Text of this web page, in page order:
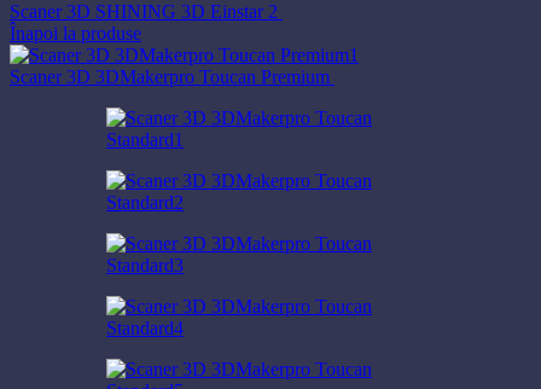
Scaner 3D SHINING 3D Einstar 2
Înapoi la produse
Scaner 3D 3DMakerpro Toucan Premium